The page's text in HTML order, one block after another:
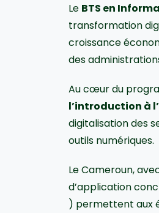
Le BTS en
transformation
croissance
des
Au cœur du
l’introduction à
digitalisation des
outils numériques.
Le Cameroun,
d’application
) permettent aux